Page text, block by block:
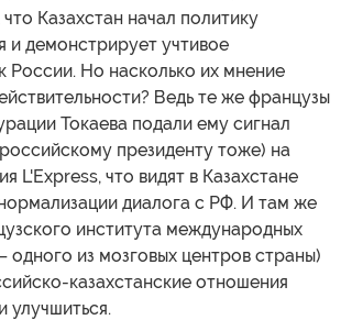
что Казахстан начал политику
и демонстрирует учтивое
России. Но насколько их мнение
Ведь те же французы
Токаева подали ему сигнал
президенту тоже) на
L'Express, что видят в Казахстане
диалога с РФ. И там же
института международных
одного из мозговых центров страны)
казахстанские отношения
улучшиться.